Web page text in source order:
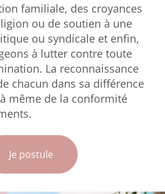
familiale, des croyances
ou de soutien à une
ou syndicale et enfin,
à lutter contre toute
La reconnaissance
chacun dans sa différence
même de la conformité
Je postule